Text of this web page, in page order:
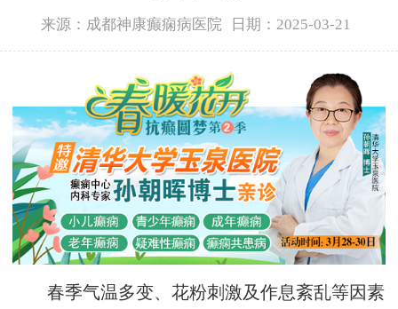
来源：成都神康癫痫病医院 日期：2025-03-21
春季气温多变、花粉刺激及作息紊乱等因素